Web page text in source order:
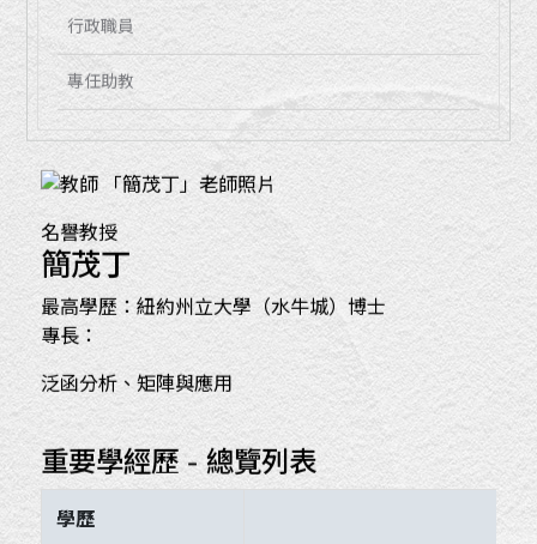
行政職員
專任助教
名譽教授
簡茂丁
最高學歷：紐約州立大學（水牛城）博士
專長：
泛函分析、矩陣與應用
重要學經歷 - 總覽列表
學歷